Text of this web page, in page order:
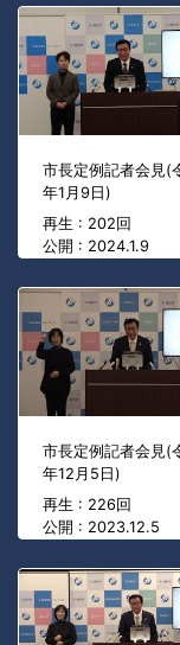
市長定例記者会見(
年1月9日)
再生 : 202回
公開 : 2024.1.9
市長定例記者会見(
年12月5日)
再生 : 226回
公開 : 2023.12.5